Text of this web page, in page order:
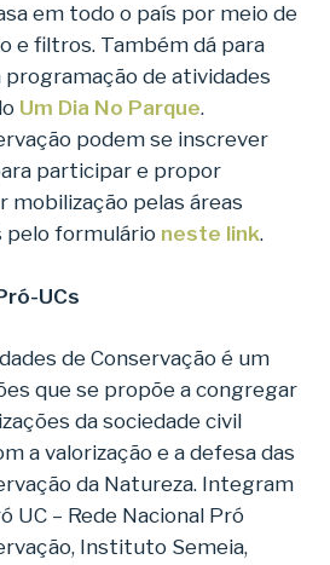
em todo o país por meio de
e filtros. Também dá para
de atividades
Um Dia No Parque.
podem se inscrever
participar e propor
mobilização pelas áreas
pelo formulário neste link.
UCs
de Conservação é um
que se propõe a congregar
da sociedade civil
a valorização e a defesa das
da Natureza. Integram
UC – Rede Nacional Pró
Instituto Semeia,